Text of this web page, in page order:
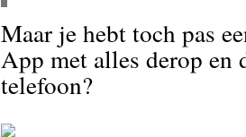
Maar je hebt toch pas
App met alles derop en
telefoon?